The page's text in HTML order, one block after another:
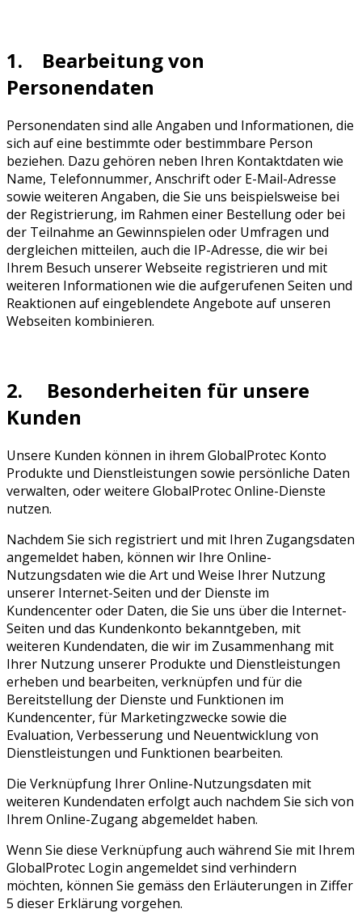
1. Bearbeitung von
Personendaten
Personendaten sind alle Angaben und Informationen, die
sich auf eine bestimmte oder bestimmbare Person
beziehen. Dazu gehören neben Ihren Kontaktdaten wie
Name, Telefonnummer, Anschrift oder E-Mail-Adresse
sowie weiteren Angaben, die Sie uns beispielsweise bei
der Registrierung, im Rahmen einer Bestellung oder bei
der Teilnahme an Gewinnspielen oder Umfragen und
dergleichen mitteilen, auch die IP-Adresse, die wir bei
Ihrem Besuch unserer Webseite registrieren und mit
weiteren Informationen wie die aufgerufenen Seiten und
Reaktionen auf eingeblendete Angebote auf unseren
Webseiten kombinieren.
2. Besonderheiten für unsere
Kunden
Unsere Kunden können in ihrem GlobalProtec Konto
Produkte und Dienstleistungen sowie persönliche Daten
verwalten, oder weitere GlobalProtec Online-Dienste
nutzen.
Nachdem Sie sich registriert und mit Ihren Zugangsdaten
angemeldet haben, können wir Ihre Online-
Nutzungsdaten wie die Art und Weise Ihrer Nutzung
unserer Internet-Seiten und der Dienste im
Kundencenter oder Daten, die Sie uns über die Internet-
Seiten und das Kundenkonto bekanntgeben, mit
weiteren Kundendaten, die wir im Zusammenhang mit
Ihrer Nutzung unserer Produkte und Dienstleistungen
erheben und bearbeiten, verknüpfen und für die
Bereitstellung der Dienste und Funktionen im
Kundencenter, für Marketingzwecke sowie die
Evaluation, Verbesserung und Neuentwicklung von
Dienstleistungen und Funktionen bearbeiten.
Die Verknüpfung Ihrer Online-Nutzungsdaten mit
weiteren Kundendaten erfolgt auch nachdem Sie sich von
Ihrem Online-Zugang abgemeldet haben.
Wenn Sie diese Verknüpfung auch während Sie mit Ihrem
GlobalProtec Login angemeldet sind verhindern
möchten, können Sie gemäss den Erläuterungen in Ziffer
5 dieser Erklärung vorgehen.